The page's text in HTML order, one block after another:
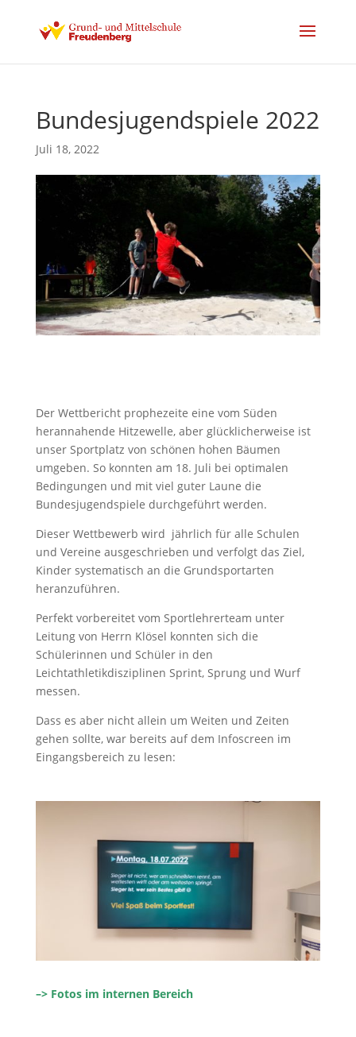
Bundesjugendspiele 2022
Juli 18, 2022
Der Wettbericht prophezeite eine vom Süden
herannahende Hitzewelle, aber glücklicherweise ist
unser Sportplatz von schönen hohen Bäumen
umgeben. So konnten am 18. Juli bei optimalen
Bedingungen und mit viel guter Laune die
Bundesjugendspiele durchgeführt werden.
Dieser Wettbewerb wird jährlich für alle Schulen
und Vereine ausgeschrieben und verfolgt das Ziel,
Kinder systematisch an die Grundsportarten
heranzuführen.
Perfekt vorbereitet vom Sportlehrerteam unter
Leitung von Herrn Klösel konnten sich die
Schülerinnen und Schüler in den
Leichtathletikdisziplinen Sprint, Sprung und Wurf
messen.
Dass es aber nicht allein um Weiten und Zeiten
gehen sollte, war bereits auf dem Infoscreen im
Eingangsbereich zu lesen:
–> Fotos im internen Bereich